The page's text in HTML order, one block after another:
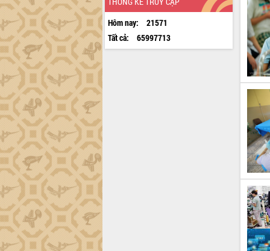
Hôm nay:
21571
Tất cả:
65997713